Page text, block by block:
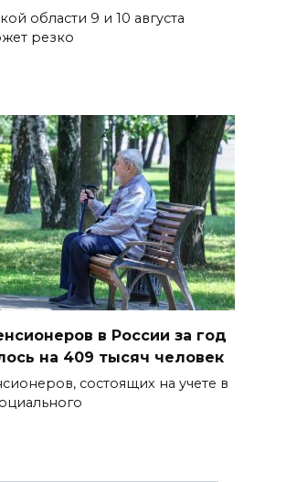
области 9 и 10 августа
резко
в России за год
на 409 тысяч человек
состоящих на учете в